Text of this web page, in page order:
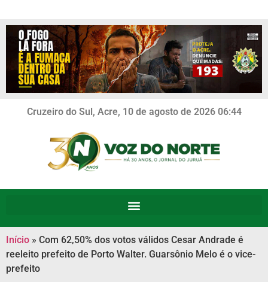
Cruzeiro do Sul, Acre, 10 de agosto de 2026 06:44
Início » Com 62,50% dos votos válidos Cesar Andrade é
reeleito prefeito de Porto Walter. Guarsônio Melo é o vice-
prefeito